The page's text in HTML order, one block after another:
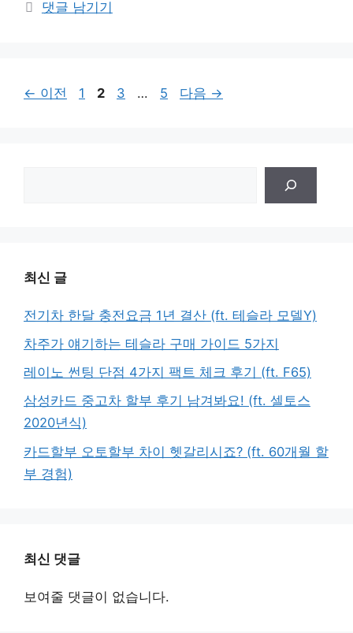
리
댓글 남기기
← 이전
페
1
페
2
페
3 …
페
5 다음 →
최신 글
전기차 한달 충전요금 1년 결산 (ft. 테슬라 모델Y)
차주가 얘기하는 테슬라 구매 가이드 5가지
레이노 썬팅 단점 4가지 팩트 체크 후기 (ft. F65)
삼성카드 중고차 할부 후기 남겨봐요! (ft. 셀토스
2020년식)
카드할부 오토할부 차이 헷갈리시죠? (ft. 60개월 할
부 경험)
최신 댓글
보여줄 댓글이 없습니다.